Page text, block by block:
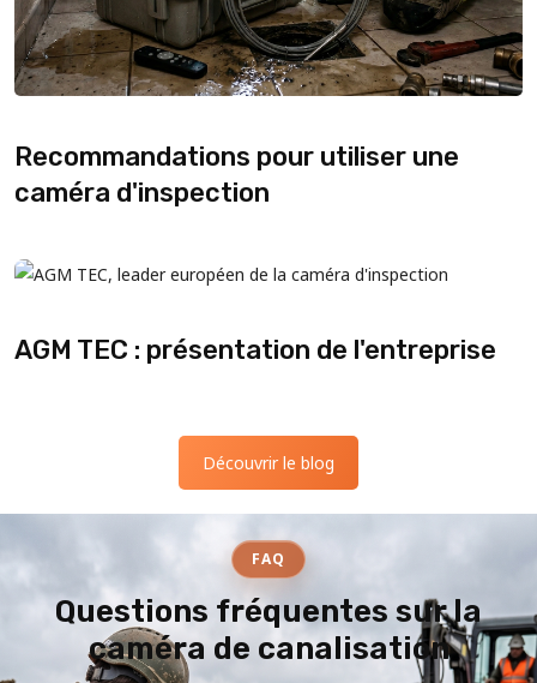
Recommandations pour utiliser une
caméra d'inspection
AGM TEC : présentation de l'entreprise
Découvrir le blog
FAQ
Questions fréquentes sur la
caméra de canalisation